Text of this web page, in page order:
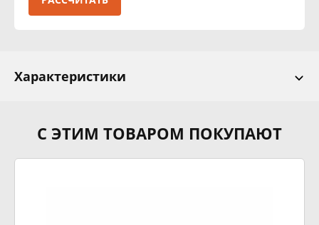
Характеристики
С ЭТИМ ТОВАРОМ ПОКУПАЮТ